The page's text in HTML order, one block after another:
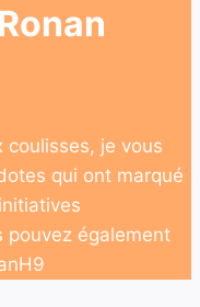
je vous
qui ont marqué
pouvez également